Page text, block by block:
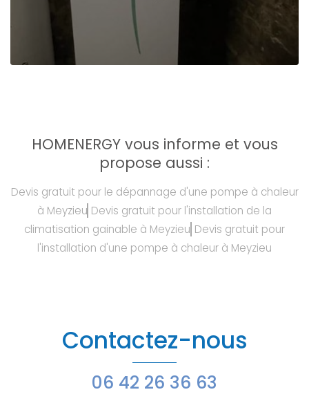
HOMENERGY vous informe et vous
propose aussi :
Devis gratuit pour le dépannage d'une pompe à chaleur
à Meyzieu Devis gratuit pour l'installation de la
climatisation gainable à Meyzieu Devis gratuit pour
l'installation d'une pompe à chaleur à Meyzieu
Contactez-nous
06 42 26 36 63